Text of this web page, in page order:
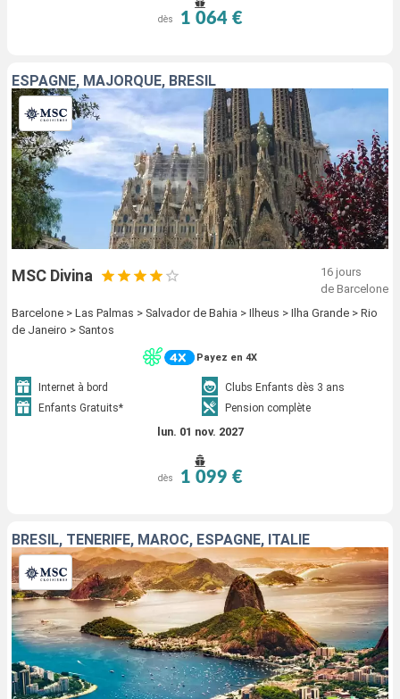
dès 1 064 €
ESPAGNE, MAJORQUE, BRÉSIL
MSC Divina
16 jours
de Barcelone
Barcelone > Las Palmas > Salvador de Bahia > Ilheus > Ilha Grande > Rio
de Janeiro > Santos
Payez en 4X
Internet à bord
Clubs Enfants dès 3 ans
Enfants Gratuits*
Pension complète
lun. 01 nov. 2027
dès 1 099 €
BRÉSIL, TENERIFE, MAROC, ESPAGNE, ITALIE